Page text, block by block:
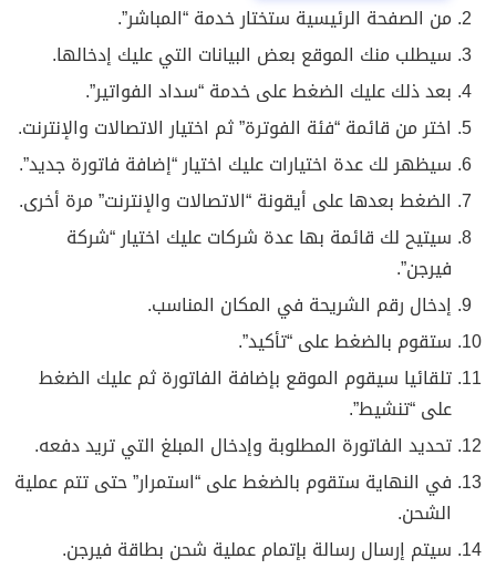
من الصفحة الرئيسية ستختار خدمة “المباشر”.
سيطلب منك الموقع بعض البيانات التي عليك إدخالها.
بعد ذلك عليك الضغط على خدمة “سداد الفواتير”.
اختر من قائمة “فئة الفوترة” ثم اختيار الاتصالات والإنترنت.
سيظهر لك عدة اختيارات عليك اختيار “إضافة فاتورة جديد”.
الضغط بعدها على أيقونة “الاتصالات والإنترنت” مرة أخرى.
سيتيح لك قائمة بها عدة شركات عليك اختيار “شركة
فيرجن”.
إدخال رقم الشريحة في المكان المناسب.
ستقوم بالضغط على “تأكيد”.
تلقائيا سيقوم الموقع بإضافة الفاتورة ثم عليك الضغط
على “تنشيط”.
تحديد الفاتورة المطلوبة وإدخال المبلغ التي تريد دفعه.
في النهاية ستقوم بالضغط على “استمرار” حتى تتم عملية
الشحن.
سيتم إرسال رسالة بإتمام عملية شحن بطاقة فيرجن.